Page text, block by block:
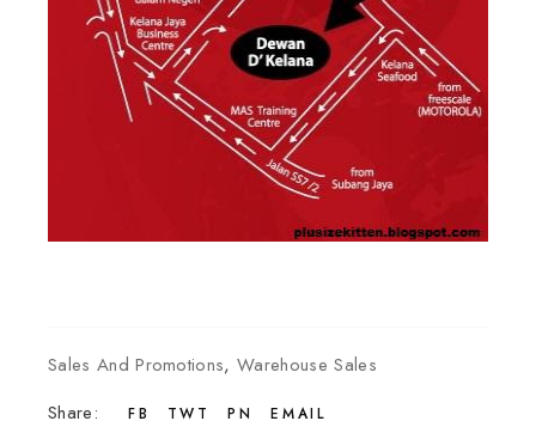
Sales And Promotions,Warehouse Sales
Share:
FB TWT PN EMAIL